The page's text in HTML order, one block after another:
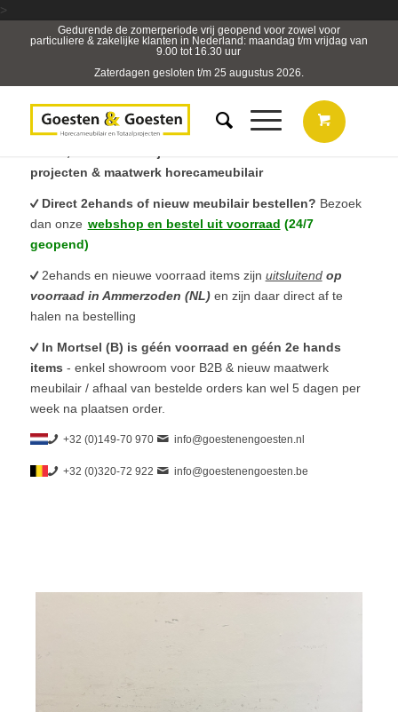
>
Gedurende de zomerperiode vrij geopend voor zowel voor
particuliere & zakelijke klanten in Nederland: maandag t/m vrijdag van
9.00 tot 16.30 uur
Zaterdagen gesloten t/m 25 augustus 2026.
projecten & maatwerk horecameubilair
Direct 2ehands of nieuw meubilair bestellen? Bezoek
dan onze webshop en bestel uit voorraad (24/7
geopend)
2ehands en nieuwe voorraad items zijn uitsluitend op
voorraad in Ammerzoden (NL)en zijn daar direct af te
halen na bestelling
In Mortsel (B) is géén voorraad en géén 2e hands
items - enkel showroom voor B2B & nieuw maatwerk
meubilair / afhaal van bestelde orders kan wel 5 dagen per
week na plaatsen order.
+32 (0)149-70 970 info@goestenengoesten.nl
+32 (0)320-72 922 info@goestenengoesten.be